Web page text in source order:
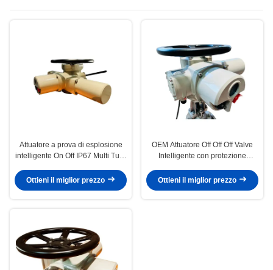
Attuatore a prova di esplosione
intelligente On Off IP67 Multi Turn
Ottieni il miglior prezzo
OEM Attuatore Off Off Off Valve
Intelligente con protezione
Ottieni il miglior prezzo